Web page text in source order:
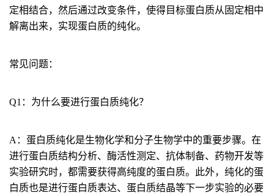
定相结合，然后通过改变条件，使得目标蛋白质从固定相中
解离出来，实现蛋白质的纯化。
常见问题：
Q1：为什么要进行蛋白质纯化？
A：蛋白质纯化是生物化学和分子生物学中的重要步骤。在
进行蛋白质结构分析、酶活性测定、抗体制备、药物开发等
实验研究时，都需要获得高纯度的蛋白质。此外，纯化的蛋
白质也是进行蛋白质表达、蛋白质结晶等下一步实验的必要